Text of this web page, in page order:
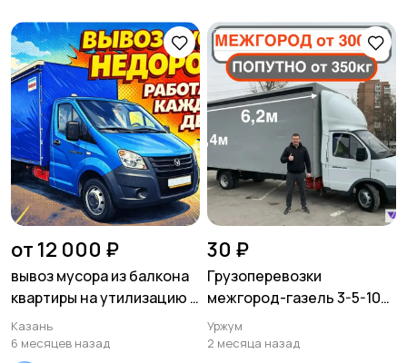
от 12 000 ₽
вывоз мусора из балкона
квартиры на утилизацию в
казани
Казань
6 месяцев назад
30 ₽
Грузоперевозки
межгород-газель 3-5-10
тонн
Уржум
2 месяца назад